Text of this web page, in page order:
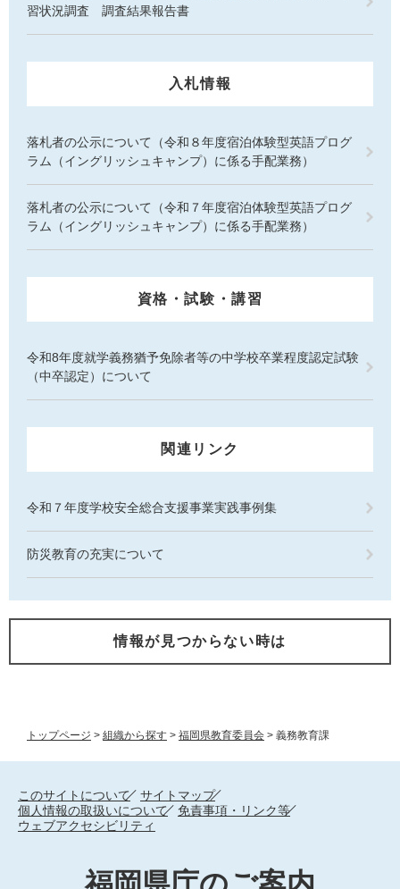
トップページ > 組織から探す > 福岡県教育委員会 > 義務教育課
習状況調査 調査結果報告書
入札情報
落札者の公示について（令和８年度宿泊体験型英語プログ
ラム（イングリッシュキャンプ）に係る手配業務）
落札者の公示について（令和７年度宿泊体験型英語プログ
ラム（イングリッシュキャンプ）に係る手配業務）
資格・試験・講習
令和8年度就学義務猶予免除者等の中学校卒業程度認定試験
（中卒認定）について
関連リンク
令和７年度学校安全総合支援事業実践事例集
防災教育の充実について
情報が見つからない時は
このサイトについて
サイトマップ
個人情報の取扱いについて
免責事項・リンク等
ウェブアクセシビリティ